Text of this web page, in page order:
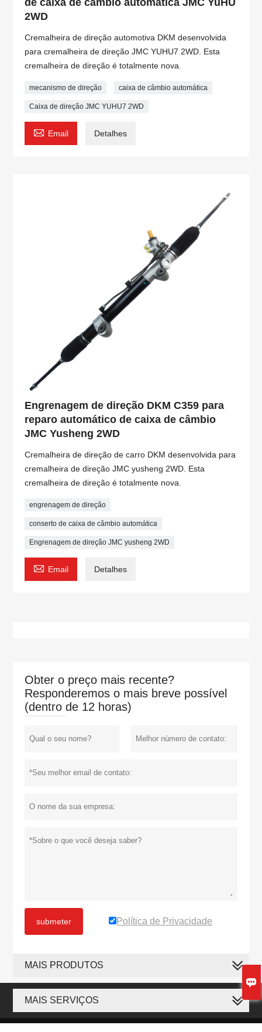

de caixa de câmbio automática JMC YuHU
2WD
Cremalheira de direção automotiva DKM desenvolvida
para cremalheira de direção JMC YUHU7 2WD. Esta
cremalheira de direção é totalmente nova.
mecanismo de direção caixa de câmbio automática
Caixa de direção JMC YUHU7 2WD
 Email Detalhes
Engrenagem de direção DKM C359 para
reparo automático de caixa de câmbio
JMC Yusheng 2WD
Cremalheira de direção de carro DKM desenvolvida para
cremalheira de direção JMC yusheng 2WD. Esta
cremalheira de direção é totalmente nova.
engrenagem de direção
conserto de caixa de câmbio automática
Engrenagem de direção JMC yusheng 2WD
 Email Detalhes
Obter o preço mais recente?
Responderemos o mais breve possível
(dentro de 12 horas)
submeter Política de Privacidade
MAIS PRODUTOS
MAIS SERVIÇOS